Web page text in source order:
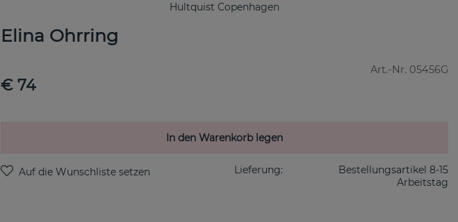
Hultquist Copenhagen
Elina Ohrring
Art.-Nr. 05456G
€ 74
In den Warenkorb legen
Lieferung:
Bestellungsartikel 8-15
Arbeitstag